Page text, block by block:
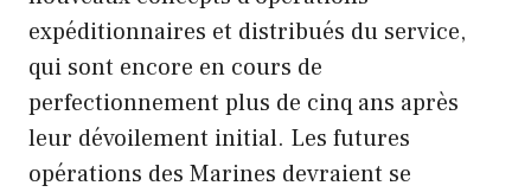
expéditionnaires et distribués du service,
qui sont encore en cours de
perfectionnement plus de cinq ans après
leur dévoilement initial. Les futures
opérations des Marines devraient se